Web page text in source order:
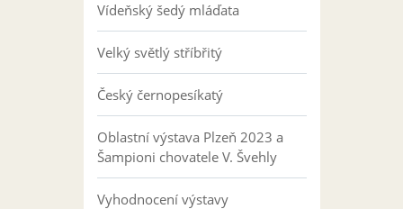
Vídeňský šedý mláďata
Velký světlý stříbřitý
Český černopesíkatý
Oblastní výstava Plzeň 2023 a
Šampioni chovatele V. Švehly
Vyhodnocení výstavy